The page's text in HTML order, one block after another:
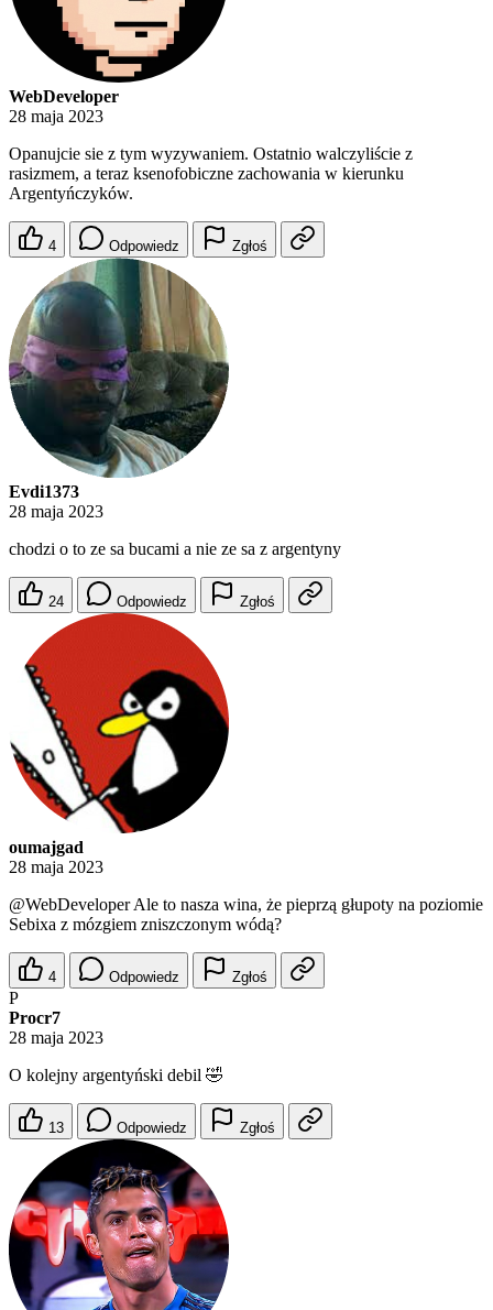
WebDeveloper
28 maja 2023
Opanujcie sie z tym wyzywaniem. Ostatnio walczyliście z
rasizmem, a teraz ksenofobiczne zachowania w kierunku
Argentyńczyków.
4 Odpowiedz Zgłoś
Evdi1373
28 maja 2023
chodzi o to ze sa bucami a nie ze sa z argentyny
24 Odpowiedz Zgłoś
oumajgad
28 maja 2023
@WebDeveloperAle to nasza wina, że pieprzą głupoty na poziomie
Sebixa z mózgiem zniszczonym wódą?
4 Odpowiedz Zgłoś
P
Procr7
28 maja 2023
O kolejny argentyński debil 🤣
13 Odpowiedz Zgłoś